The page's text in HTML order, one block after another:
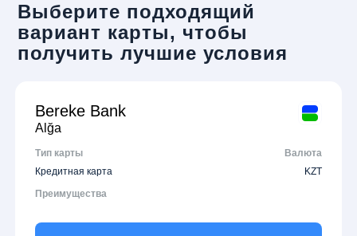
Выберите подходящий
вариант карты, чтобы
получить лучшие условия
Bereke Bank
Alğa
Тип карты
Валюта
Кредитная карта
KZT
Преимущества